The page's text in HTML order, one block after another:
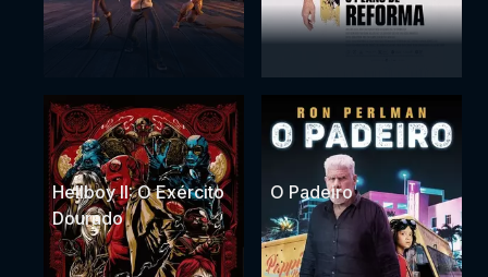
Hellboy II: O Exército
Dourado
O Padeiro